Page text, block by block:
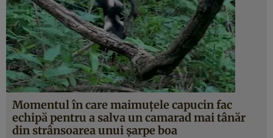
Momentul în care maimuțele capucin fac
echipă pentru a salva un camarad mai tânăr
din strânsoarea unui șarpe boa